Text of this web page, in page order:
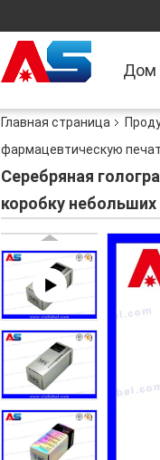
Дом
Главная страница
фармацевтическую
Серебряная
коробку